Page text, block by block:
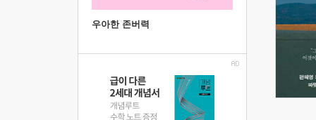
우아한 존버력